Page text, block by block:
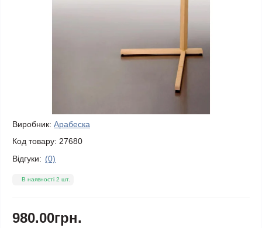
Виробник: Арабеска
Код товару: 27680
Відгуки: (0)
В наявності 2 шт.
980.00грн.